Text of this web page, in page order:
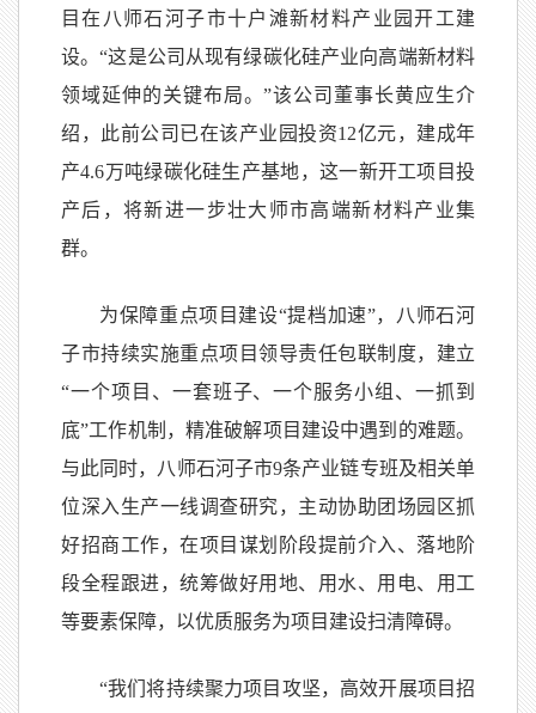
目在八师石河子市十户滩新材料产业园开工建
设。“这是公司从现有绿碳化硅产业向高端新材料
领域延伸的关键布局。”该公司董事长黄应生介
绍，此前公司已在该产业园投资12亿元，建成年
产4.6万吨绿碳化硅生产基地，这一新开工项目投
产后，将新进一步壮大师市高端新材料产业集
群。
为保障重点项目建设“提档加速”，八师石河
子市持续实施重点项目领导责任包联制度，建立
“一个项目、一套班子、一个服务小组、一抓到
底”工作机制，精准破解项目建设中遇到的难题。
与此同时，八师石河子市9条产业链专班及相关单
位深入生产一线调查研究，主动协助团场园区抓
好招商工作，在项目谋划阶段提前介入、落地阶
段全程跟进，统筹做好用地、用水、用电、用工
等要素保障，以优质服务为项目建设扫清障碍。
“我们将持续聚力项目攻坚，高效开展项目招